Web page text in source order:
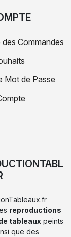
des Commandes
Mot de Passe
reproductions
tableaux peints
que des